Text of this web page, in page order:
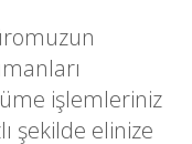
işlemleriniz
şekilde elinize